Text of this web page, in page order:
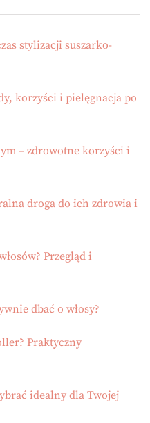
stylizacji suszarko-
korzyści i pielęgnacja po
– zdrowotne korzyści i
droga do ich zdrowia i
Przegląd i
dbać o włosy?
Praktyczny
idealny dla Twojej